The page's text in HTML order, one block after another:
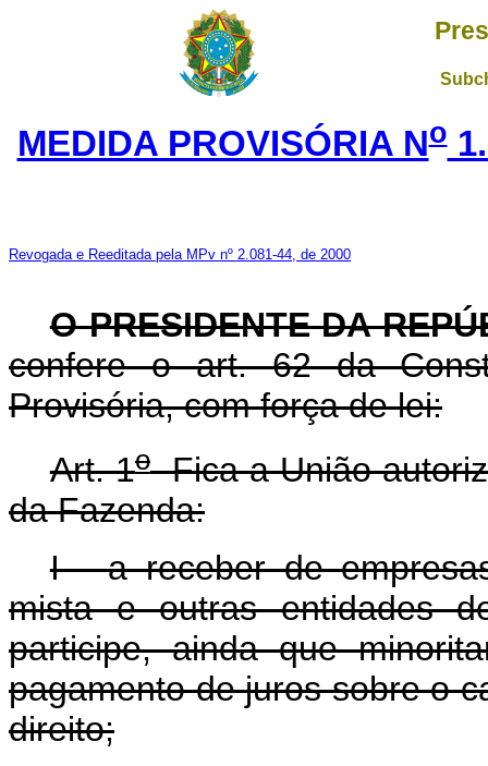
MEDIDA PROVISÓRIA No
Revogada e Reeditada pela MPv nº 2.081-44, de 2000
O PRESIDENTE DA
confere o art. 62 da
Provisória, com força de lei:
Art. 1oFica a União
da Fazenda:
I - a receber de
mista e outras entidades
participe, ainda que
pagamento de juros sobre o
direito;